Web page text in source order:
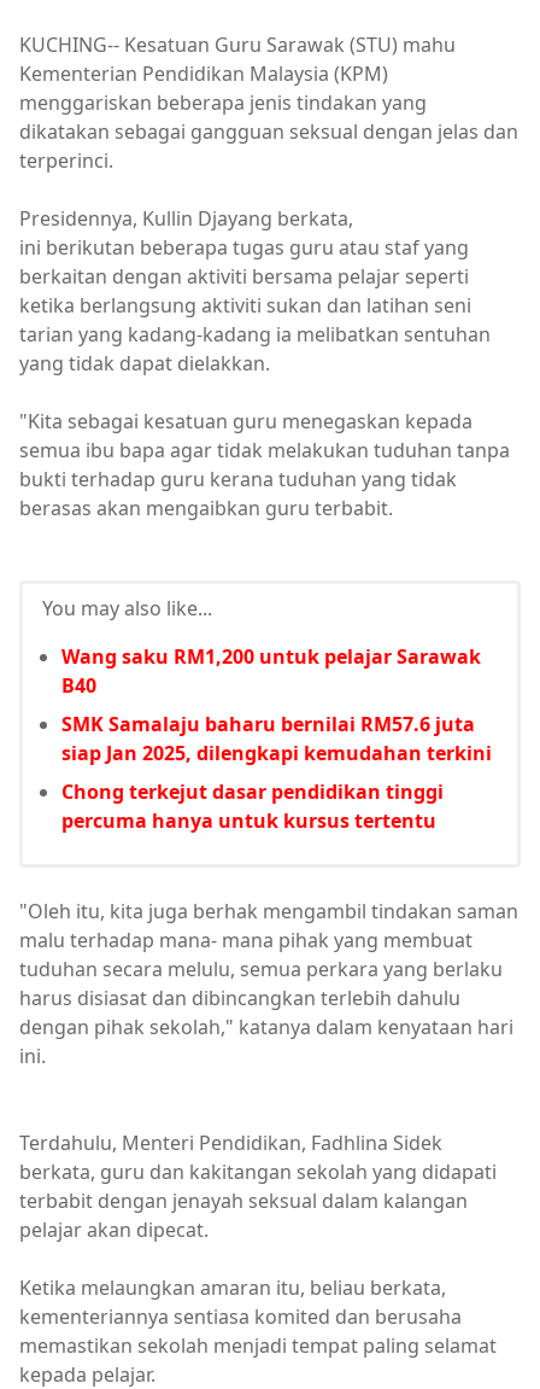
KUCHING-- Kesatuan Guru Sarawak (STU) mahu
Kementerian Pendidikan Malaysia (KPM)
menggariskan beberapa jenis tindakan yang
dikatakan sebagai gangguan seksual dengan jelas dan
terperinci.
Presidennya, Kullin Djayang berkata,
ini berikutan beberapa tugas guru atau staf yang
berkaitan dengan aktiviti bersama pelajar seperti
ketika berlangsung aktiviti sukan dan latihan seni
tarian yang kadang-kadang ia melibatkan sentuhan
yang tidak dapat dielakkan.
"Kita sebagai kesatuan guru menegaskan kepada
semua ibu bapa agar tidak melakukan tuduhan tanpa
bukti terhadap guru kerana tuduhan yang tidak
berasas akan mengaibkan guru terbabit.
You may also like...
Wang saku RM1,200 untuk pelajar Sarawak
B40
SMK Samalaju baharu bernilai RM57.6 juta
siap Jan 2025, dilengkapi kemudahan terkini
Chong terkejut dasar pendidikan tinggi
percuma hanya untuk kursus tertentu
"Oleh itu, kita juga berhak mengambil tindakan saman
malu terhadap mana- mana pihak yang membuat
tuduhan secara melulu, semua perkara yang berlaku
harus disiasat dan dibincangkan terlebih dahulu
dengan pihak sekolah," katanya dalam kenyataan hari
ini.
Terdahulu, Menteri Pendidikan, Fadhlina Sidek
berkata, guru dan kakitangan sekolah yang didapati
terbabit dengan jenayah seksual dalam kalangan
pelajar akan dipecat.
Ketika melaungkan amaran itu, beliau berkata,
kementeriannya sentiasa komited dan berusaha
memastikan sekolah menjadi tempat paling selamat
kepada pelajar.